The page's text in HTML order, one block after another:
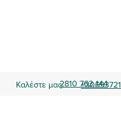
Καλέστε μας:2810 763 144